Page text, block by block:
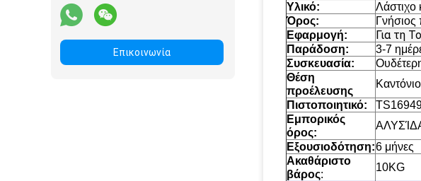
Επικοινωνία
Υλικό:
Λάστιχο
Όρος:
Γνήσιος
Εφαρμογή:
Για τη
Παράδοση:
3-7
Συσκευασία:
Θέση
προέλευσης
Πιστοποιητικό:
Εμπορικός
όρος:
Εξουσιοδότηση:6 μήνες
Ακαθάριστο
βάρος:
10KG